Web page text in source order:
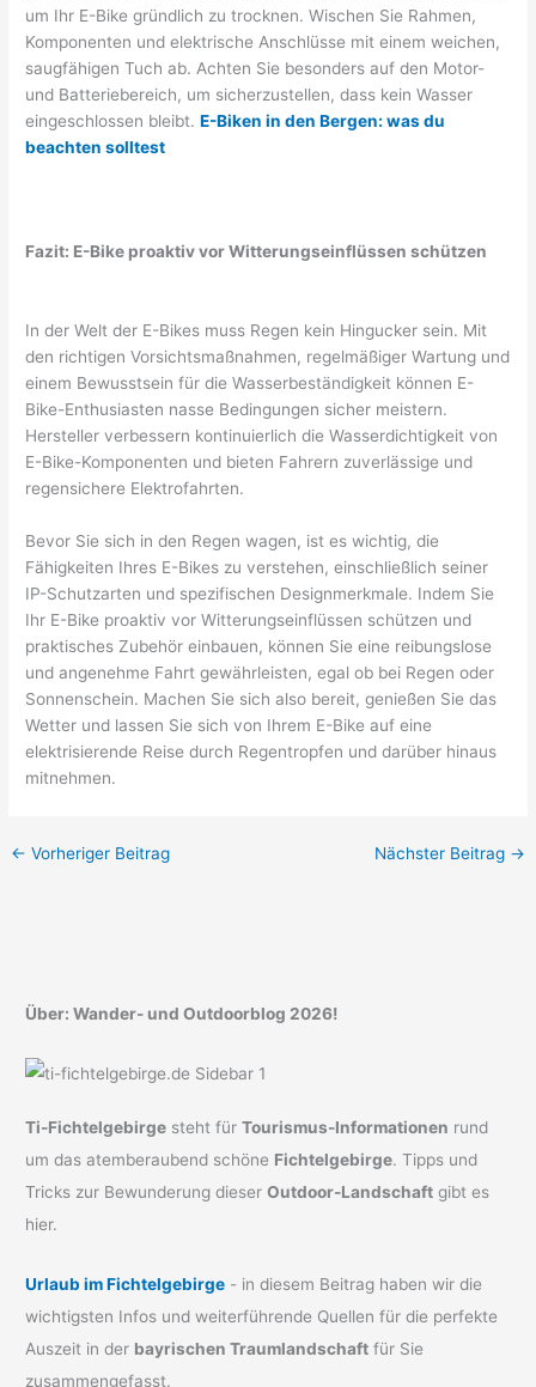
um Ihr E-Bike gründlich zu trocknen. Wischen Sie Rahmen,
Komponenten und elektrische Anschlüsse mit einem weichen,
saugfähigen Tuch ab. Achten Sie besonders auf den Motor-
und Batteriebereich, um sicherzustellen, dass kein Wasser
eingeschlossen bleibt.E-Biken in den Bergen: was du
beachten solltest
Fazit: E-Bike proaktiv vor Witterungseinflüssen schützen
In der Welt der E-Bikes muss Regen kein Hingucker sein. Mit
den richtigen Vorsichtsmaßnahmen, regelmäßiger Wartung und
einem Bewusstsein für die Wasserbeständigkeit können E-
Bike-Enthusiasten nasse Bedingungen sicher meistern.
Hersteller verbessern kontinuierlich die Wasserdichtigkeit von
E-Bike-Komponenten und bieten Fahrern zuverlässige und
regensichere Elektrofahrten.
Bevor Sie sich in den Regen wagen, ist es wichtig, die
Fähigkeiten Ihres E-Bikes zu verstehen, einschließlich seiner
IP-Schutzarten und spezifischen Designmerkmale. Indem Sie
Ihr E-Bike proaktiv vor Witterungseinflüssen schützen und
praktisches Zubehör einbauen, können Sie eine reibungslose
und angenehme Fahrt gewährleisten, egal ob bei Regen oder
Sonnenschein. Machen Sie sich also bereit, genießen Sie das
Wetter und lassen Sie sich von Ihrem E-Bike auf eine
elektrisierende Reise durch Regentropfen und darüber hinaus
mitnehmen.
← Vorheriger Beitrag Nächster Beitrag →
Über: Wander- und Outdoorblog 2026!
Ti-Fichtelgebirge steht fürTourismus-Informationen rund
um das atemberaubend schöne Fichtelgebirge. Tipps und
Tricks zur Bewunderung dieserOutdoor-Landschaft gibt es
hier.
Urlaub im Fichtelgebirge - in diesem Beitrag haben wir die
wichtigsten Infos und weiterführende Quellen für die perfekte
Auszeit in der bayrischen Traumlandschaft für Sie
zusammengefasst.